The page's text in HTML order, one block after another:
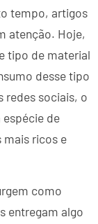
tempo, artigos
atenção. Hoje,
tipo de material
desse tipo
redes sociais, o
de
ricos e
como
entregam algo